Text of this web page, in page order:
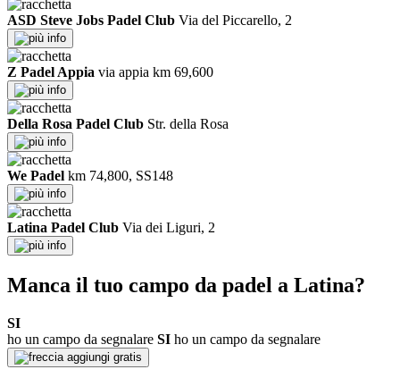
ASD Steve Jobs Padel Club Via del Piccarello, 2
info
Z Padel Appia via appia km 69,600
info
Della Rosa Padel Club Str. della Rosa
info
We Padel km 74,800, SS148
info
Latina Padel Club Via dei Liguri, 2
info
Manca il tuo campo da padel a Latina?
SI
ho un campo da segnalare SI ho un campo da segnalare
aggiungi gratis